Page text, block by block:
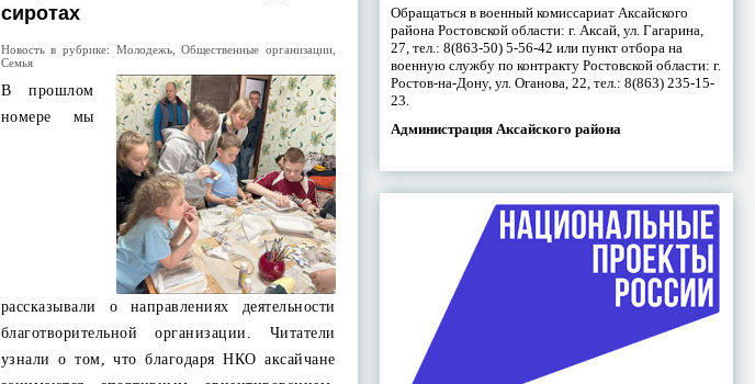
сиротах
Новость в рубрике: Молодежь,Общественные организации,
Семья
В прошлом
номере мы
рассказывали о направлениях деятельности
благотворительной организации. Читатели
узнали о том, что благодаря НКО аксайчане
Обращаться в военный комиссариат Аксайского
района Ростовской области: г. Аксай, ул. Гагарина,
27, тел.: 8(863-50) 5-56-42 или пункт отбора на
военную службу по контракту Ростовской области: г.
Ростов-на-Дону, ул. Оганова, 22, тел.: 8(863) 235-15-
23.
Администрация Аксайского района